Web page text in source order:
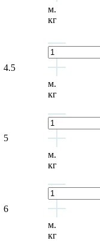
м.
кг
4.5
м.
кг
5
м.
кг
6
м.
кг